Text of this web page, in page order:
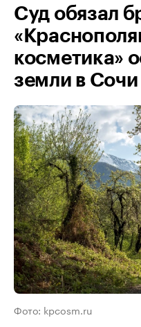
Суд обязал
косметика»
земли в Сочи
Фото: kpcosm.ru